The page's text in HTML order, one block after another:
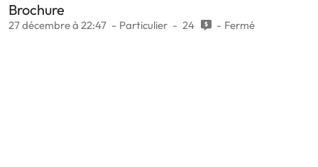
Brochure
27 décembre à 22:47 Particulier 24 Fermé